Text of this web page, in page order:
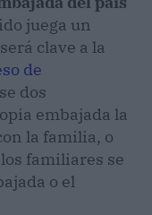
juega un
clave a la
de
dos
embajada la
la familia, o
familiares se
o el